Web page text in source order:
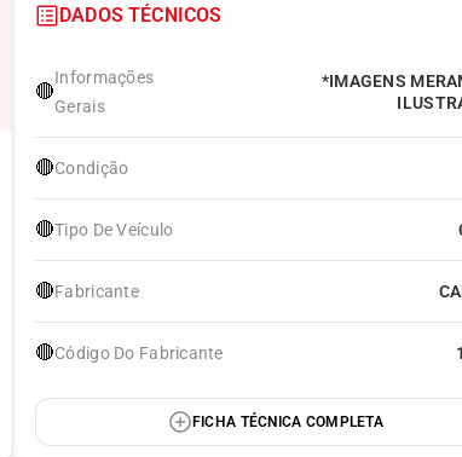
DADOS TÉCNICOS
🔴
Informações
Gerais
*IMAGENS
🔴Condição
🔴Tipo De Veículo
🔴Fabricante
🔴Código Do Fabricante
FICHA TÉCNICA COMPLETA